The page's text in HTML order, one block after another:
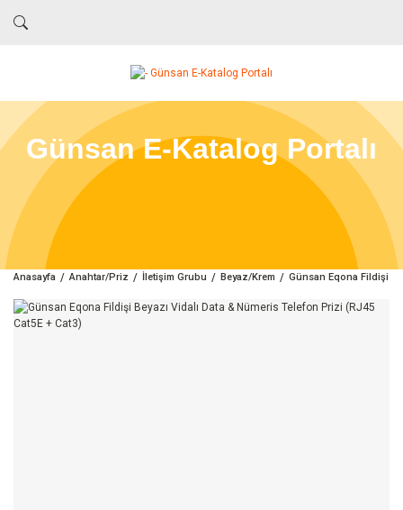
Günsan E-Katalog Portalı
Anasayfa Anahtar/Priz İletişim Grubu Beyaz/Krem Günsan Eqona Fildişi